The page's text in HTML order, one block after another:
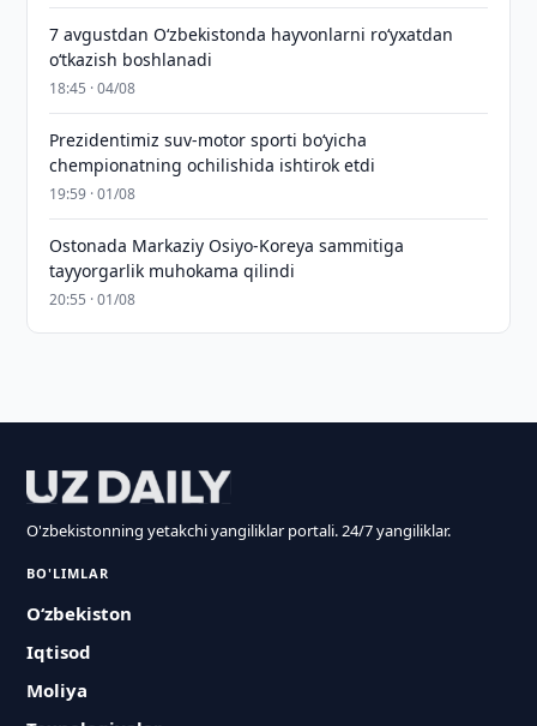
7 avgustdan O‘zbekistonda hayvonlarni ro‘yxatdan
o‘tkazish boshlanadi
18:45 · 04/08
Prezidentimiz suv-motor sporti bo‘yicha
chempionatning ochilishida ishtirok etdi
19:59 · 01/08
Ostonada Markaziy Osiyo-Koreya sammitiga
tayyorgarlik muhokama qilindi
20:55 · 01/08
O'zbekistonning yetakchi yangiliklar portali. 24/7 yangiliklar.
BO'LIMLAR
O‘zbekiston
Iqtisod
Moliya